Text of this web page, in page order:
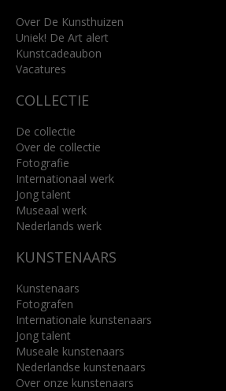
info@kunsthuisbreda.nl
Lees meer
Over De Kunsthuizen
Uniek! De Art alert
Kunstcadeaubon
Vacatures
COLLECTIE
De collectie
Over de collectie
Fotografie
Internationaal werk
Jong talent
Museaal werk
Nederlands werk
KUNSTENAARS
Kunstenaars
Fotografen
Internationale kunstenaars
Jong talent
Museale kunstenaars
Nederlandse kunstenaars
Over onze kunstenaars